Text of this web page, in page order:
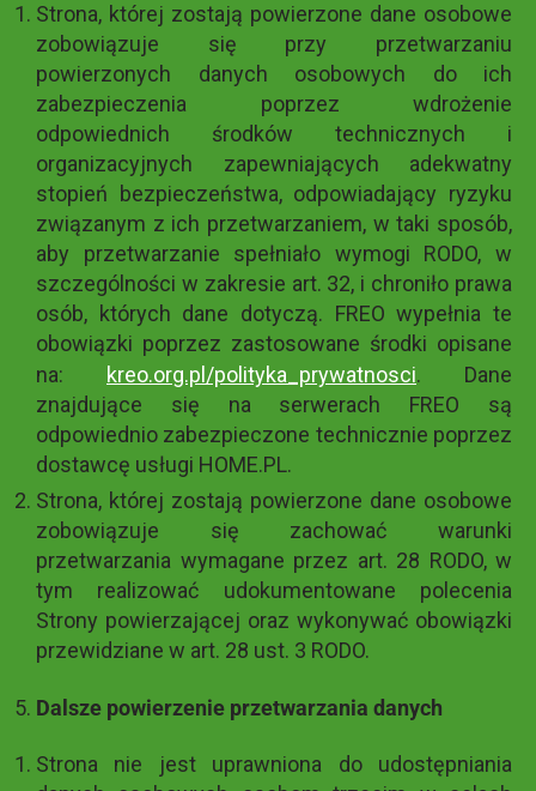
Strona, której zostają powierzone dane osobowe
zobowiązuje się przy przetwarzaniu
powierzonych danych osobowych do ich
zabezpieczenia poprzez wdrożenie
odpowiednich środków technicznych i
organizacyjnych zapewniających adekwatny
stopień bezpieczeństwa, odpowiadający ryzyku
związanym z ich przetwarzaniem, w taki sposób,
aby przetwarzanie spełniało wymogi RODO, w
szczególności w zakresie art. 32, i chroniło prawa
osób, których dane dotyczą. FREO wypełnia te
obowiązki poprzez zastosowane środki opisane
na:
kreo.org.pl/polityka_prywatnosci. Dane
znajdujące się na serwerach FREO są
odpowiednio zabezpieczone technicznie poprzez
dostawcę usługi HOME.PL.
Strona, której zostają powierzone dane osobowe
zobowiązuje się zachować warunki
przetwarzania wymagane przez art. 28 RODO, w
tym realizować udokumentowane polecenia
Strony powierzającej oraz wykonywać obowiązki
przewidziane w art. 28 ust. 3 RODO.
Dalsze powierzenie przetwarzania danych
Strona nie jest uprawniona do udostępniania